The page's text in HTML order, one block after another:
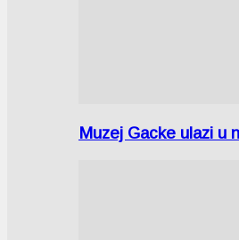
Muzej Gacke ulazi u